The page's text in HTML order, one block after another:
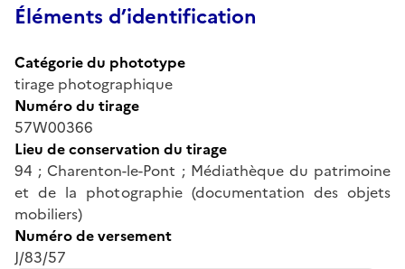
Éléments d’identification
Catégorie du phototype
tirage photographique
Numéro du tirage
57W00366
Lieu de conservation du tirage
94 ; Charenton-le-Pont ; Médiathèque du patrimoine
et de la photographie (documentation des objets
mobiliers)
Numéro de versement
J/83/57